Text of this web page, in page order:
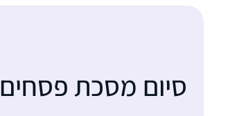
סיום מסכת פסחים